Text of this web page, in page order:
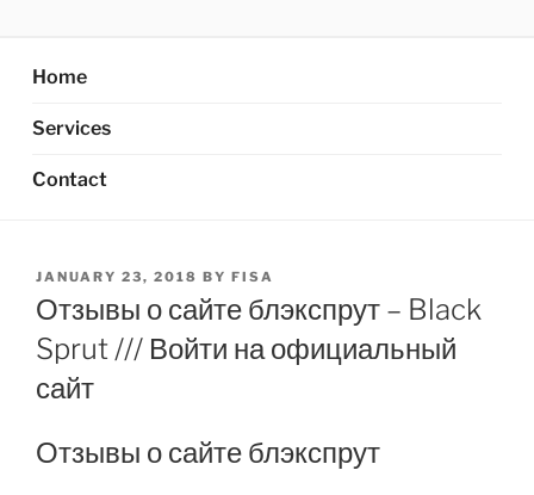
content
Home
Services
Contact
POSTED
ON
JANUARY 23, 2018 BY FISA
Отзывы о сайте блэкспрут – Black
Sprut /// Войти на официальный
сайт
Отзывы о сайте блэкспрут